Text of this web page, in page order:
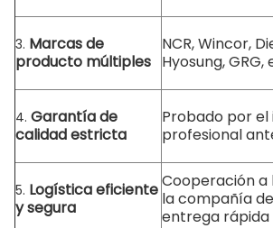
3. Marcas de
producto múltiples
NCR, Wincor,
Hyosung, GRG,
4. Garantía de
calidad estricta
Probado por
profesional
5. Logística eficiente
y segura
Cooperación
la compañía
entrega rápida